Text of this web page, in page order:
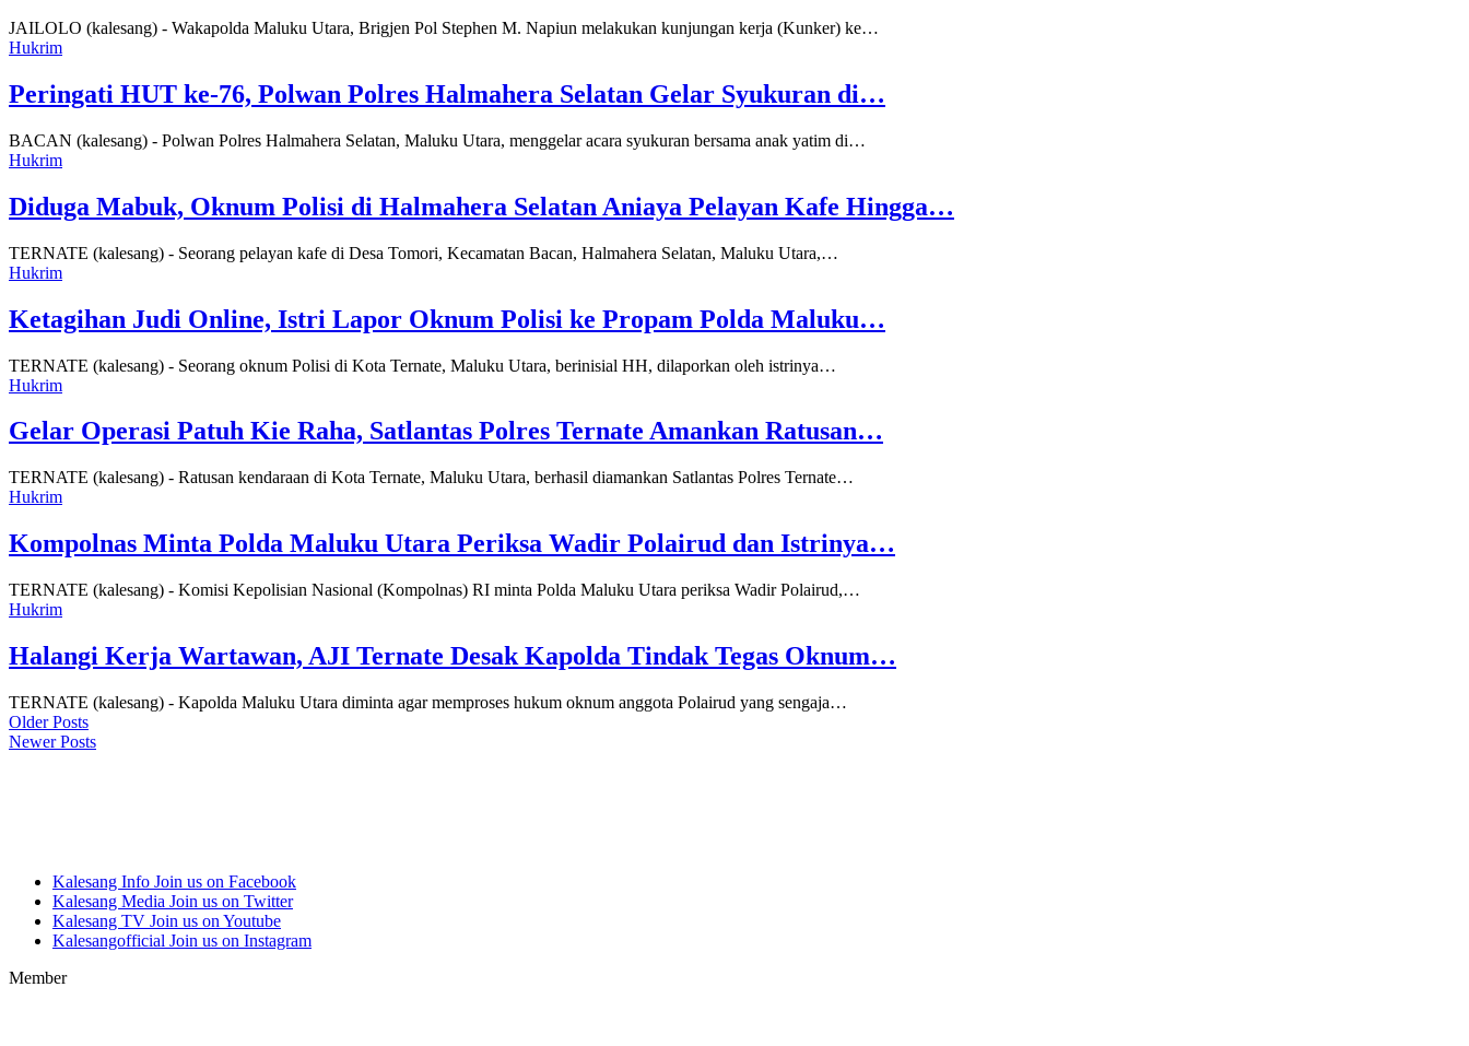
JAILOLO (kalesang) - Wakapolda Maluku Utara, Brigjen Pol Stephen M. Napiun melakukan kunjungan kerja (Kunker) ke…
Hukrim
Peringati HUT ke-76, Polwan Polres Halmahera Selatan Gelar Syukuran di…
BACAN (kalesang) - Polwan Polres Halmahera Selatan, Maluku Utara, menggelar acara syukuran bersama anak yatim di…
Hukrim
Diduga Mabuk, Oknum Polisi di Halmahera Selatan Aniaya Pelayan Kafe Hingga…
TERNATE (kalesang) - Seorang pelayan kafe di Desa Tomori, Kecamatan Bacan, Halmahera Selatan, Maluku Utara,…
Hukrim
Ketagihan Judi Online, Istri Lapor Oknum Polisi ke Propam Polda Maluku…
TERNATE (kalesang) - Seorang oknum Polisi di Kota Ternate, Maluku Utara, berinisial HH, dilaporkan oleh istrinya…
Hukrim
Gelar Operasi Patuh Kie Raha, Satlantas Polres Ternate Amankan Ratusan…
TERNATE (kalesang) - Ratusan kendaraan di Kota Ternate, Maluku Utara, berhasil diamankan Satlantas Polres Ternate…
Hukrim
Kompolnas Minta Polda Maluku Utara Periksa Wadir Polairud dan Istrinya…
TERNATE (kalesang) - Komisi Kepolisian Nasional (Kompolnas) RI minta Polda Maluku Utara periksa Wadir Polairud,…
Hukrim
Halangi Kerja Wartawan, AJI Ternate Desak Kapolda Tindak Tegas Oknum…
TERNATE (kalesang) - Kapolda Maluku Utara diminta agar memproses hukum oknum anggota Polairud yang sengaja…
Older Posts
Newer Posts
Kalesang Info Join us on Facebook
Kalesang Media Join us on Twitter
Kalesang TV Join us on Youtube
Kalesangofficial Join us on Instagram
Member